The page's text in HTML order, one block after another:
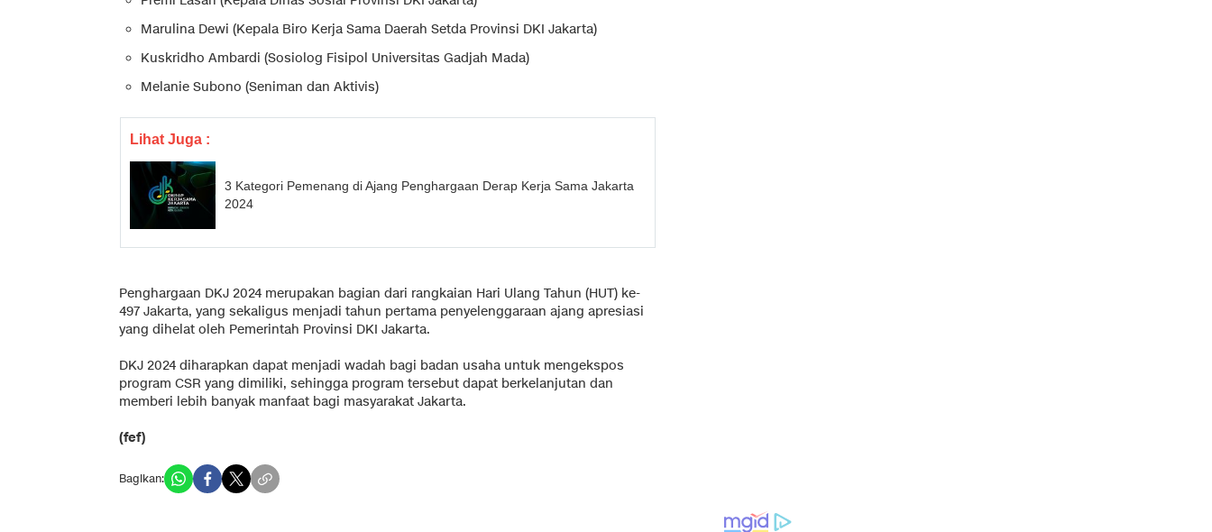
Marulina Dewi (Kepala Biro Kerja Sama Daerah Setda Provinsi DKI Jakarta)
Kuskridho Ambardi (Sosiolog Fisipol Universitas Gadjah Mada)
Melanie Subono (Seniman dan Aktivis)
Lihat Juga :
3 Kategori Pemenang di Ajang Penghargaan Derap Kerja Sama Jakarta
2024
Penghargaan DKJ 2024 merupakan bagian dari rangkaian Hari Ulang Tahun (HUT) ke-
497 Jakarta, yang sekaligus menjadi tahun pertama penyelenggaraan ajang apresiasi
yang dihelat oleh Pemerintah Provinsi DKI Jakarta.
DKJ 2024 diharapkan dapat menjadi wadah bagi badan usaha untuk mengekspos
program CSR yang dimiliki, sehingga program tersebut dapat berkelanjutan dan
memberi lebih banyak manfaat bagi masyarakat Jakarta.
(fef)
Bagikan: